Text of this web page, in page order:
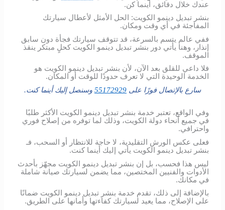
عندك خلال دقائق، أينما كن.
بنشر تبديل دينمو الكويت: الحل الأمثل لأعطال سيارتك
المفاجئة في أي وقت ومكان.
ففي عالم يتسم بالسرعة، قد تتوقف سيارتك فجأة دون سابق
إنذار، وهنا يأتي دور بنشر تبديل دينمو الكويت كحلٍ مبتكر ينقذ
الموقف.
فلا داعي للقلق بعد الآن، لأن بنشر تبديل دينمو الكويت هو
الخدمة الوحيدة التي لا تعرف حدودًا للوقت أو المكان.
سارع بالإتصال فورًا على 55172929 وسنصل إليك أينما كنت.
وفي الواقع، تعتبر خدمة بنشر تبديل دينمو الكويت الأكثر طلبًا
في جميع أنحاء دولة الكويت، وذلك لما توفره من إصلاح فوري
واحترافي.
فعلى عكس الورش التقليدية، لا حاجة للانتظار أو السحب، فـ
بنشر تبديل دينمو الكويت يأتي إليك أينما كنت.
ليس هذا فحسب، بل إن بنشر تبديل دينمو الكويت مجهّز بأحدث
الأدوات والفنيين المختصين، مما يضمن لسيارتك صيانة شاملة
في مكانك.
بالإضافة إلى ذلك، تقدم خدمة بنشر تبديل دينمو الكويت ضمانًا
على الإصلاح، مما يعيد لسيارتك كفاءتها وأمانها على الطريق.